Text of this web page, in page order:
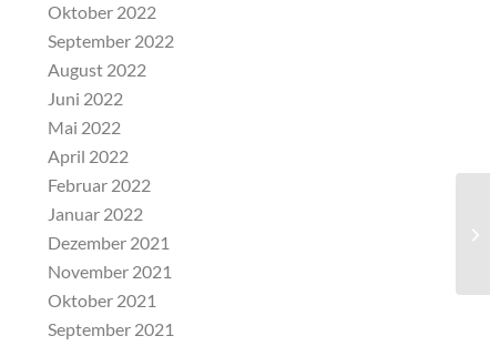
Oktober 2022
September 2022
August 2022
Juni 2022
Mai 2022
April 2022
Februar 2022
Januar 2022
Dezember 2021
November 2021
Oktober 2021
September 2021